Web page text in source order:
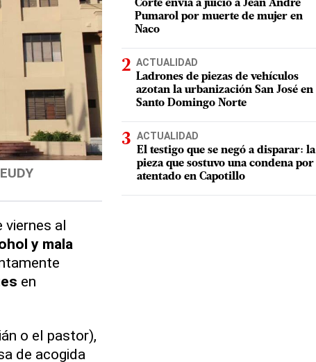
viernes al
y mala
en
o el pastor),
de acogida
Corte envía a juicio a Jean André
Pumarol por muerte de mujer en
Naco
ACTUALIDAD
Ladrones de piezas de vehículos
azotan la urbanización San José en
Santo Domingo Norte
ACTUALIDAD
El testigo que se negó a disparar: la
pieza que sostuvo una condena por
atentado en Capotillo